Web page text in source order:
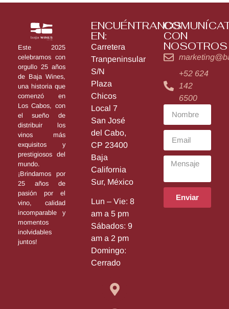
Este 2025
celebramos con
orgullo 25 años
de Baja Wines,
una historia que
comenzó en
Los Cabos, con
el sueño de
distribuir los
vinos más
exquisitos y
prestigiosos del
mundo.
¡Brindamos por
25 años de
pasión por el
vino, calidad
incomparable y
momentos
inolvidables
juntos!
ENCUÉNTRANOS
EN:
Carretera
Tranpeninsular
S/N
Plaza
Chicos
Local 7
San José
del Cabo,
CP 23400
Baja
California
Sur, México
Lun – Vie: 8
am a 5 pm
Sábados: 9
am a 2 pm
Domingo:
Cerrado
CON
NOSOTROS
+52 624
142
6500
Enviar